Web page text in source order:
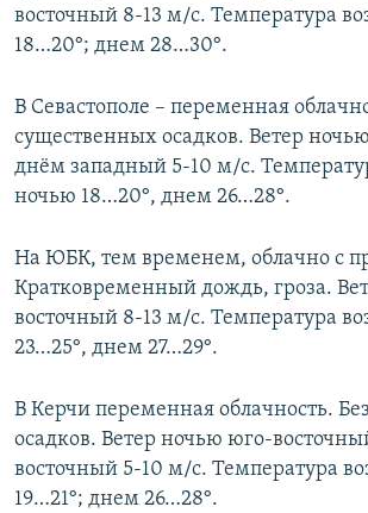
восточный 8-13 м/с. Температура
18…20°; днем 28…30°.
В Севастополе – переменная
существенных осадков. Ветер
днём западный 5-10 м/с.
ночью 18…20°, днем 26…28°.
На ЮБК, тем временем, облачно с
Кратковременный дождь, гроза.
восточный 8-13 м/с. Температура
23…25°, днем 27…29°.
В Керчи переменная облачность.
осадков. Ветер ночью юго-
восточный 5-10 м/с. Температура
19…21°; днем 26…28°.